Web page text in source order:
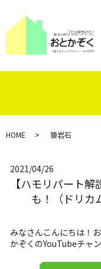
HOME 猿岩石
2021/04/26
【ハモリパート
も！（ドリカ
みなさんこんにちは！
かぞくのYouTubeチャ